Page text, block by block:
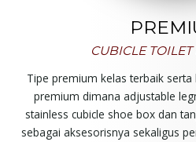
CUBICLE
Tipe premium kelas terbaik
premium dimana adjustable
stainless cubicle shoe box dan
sebagai aksesorisnya sekaligus